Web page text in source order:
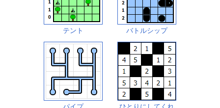
テント バトルシップ